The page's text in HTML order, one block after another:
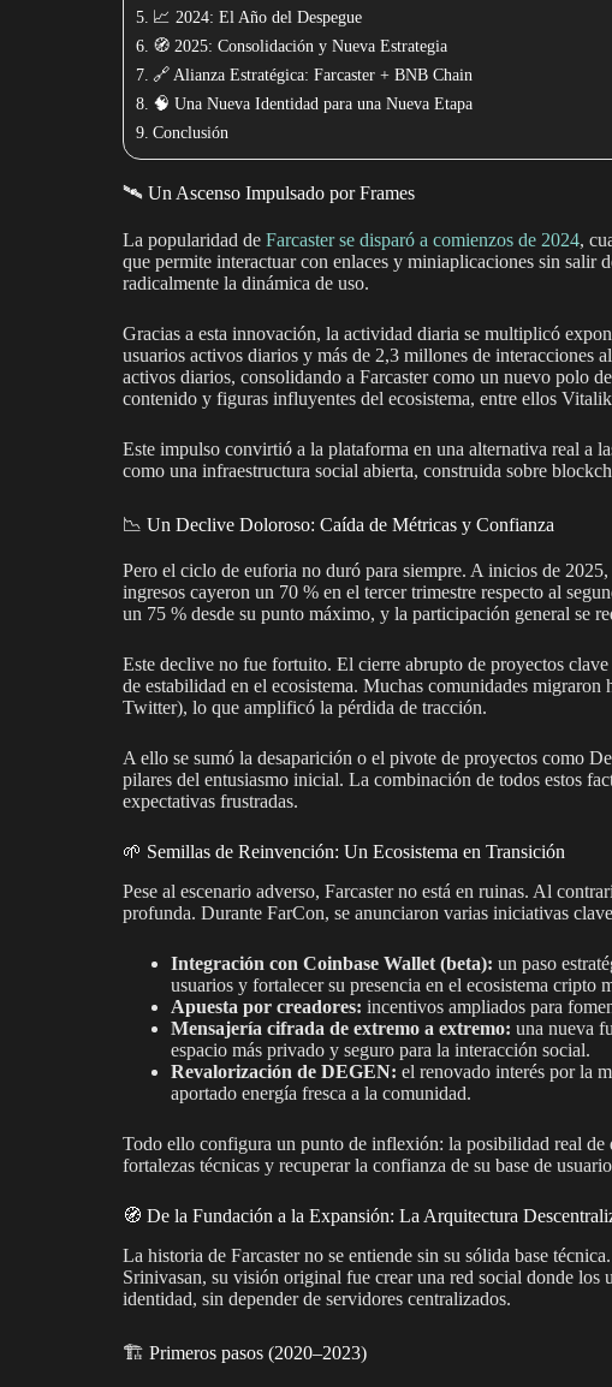
📈 2024: El Año del Despegue
🧭 2025: Consolidación y Nueva Estrategia
🔗 Alianza Estratégica: Farcaster + BNB Chain
🧠 Una Nueva Identidad para una Nueva Etapa
Conclusión
🛰️ Un Ascenso Impulsado por Frames
La popularidad de Farcaster se disparó a comienzos de 2024,
que permite interactuar con enlaces y miniaplicaciones sin
radicalmente la dinámica de uso.
Gracias a esta innovación, la actividad diaria se multiplicó
usuarios activos diarios y más de 2,3 millones de interacciones
activos diarios, consolidando a Farcaster como un nuevo polo
contenido y figuras influyentes del ecosistema, entre ellos
Este impulso convirtió a la plataforma en una alternativa real a
como una infraestructura social abierta, construida sobre
📉 Un Declive Doloroso: Caída de Métricas y Confianza
Pero el ciclo de euforia no duró para siempre. A inicios de
ingresos cayeron un 70 % en el tercer trimestre respecto al
un 75 % desde su punto máximo, y la participación general se
Este declive no fue fortuito. El cierre abrupto de proyectos
de estabilidad en el ecosistema. Muchas comunidades
Twitter), lo que amplificó la pérdida de tracción.
A ello se sumó la desaparición o el pivote de proyectos como
pilares del entusiasmo inicial. La combinación de todos estos
expectativas frustradas.
🌱 Semillas de Reinvención: Un Ecosistema en Transición
Pese al escenario adverso, Farcaster no está en ruinas. Al
profunda. Durante FarCon, se anunciaron varias iniciativas
Integración con Coinbase Wallet (beta): un paso
usuarios y fortalecer su presencia en el ecosistema cripto
Apuesta por creadores: incentivos ampliados para
Mensajería cifrada de extremo a extremo: una nueva
espacio más privado y seguro para la interacción social.
Revalorización de DEGEN: el renovado interés por la
aportado energía fresca a la comunidad.
Todo ello configura un punto de inflexión: la posibilidad real de
fortalezas técnicas y recuperar la confianza de su base de
🧭 De la Fundación a la Expansión: La Arquitectura
La historia de Farcaster no se entiende sin su sólida base
Srinivasan, su visión original fue crear una red social donde los
identidad, sin depender de servidores centralizados.
🏗️ Primeros pasos (2020–2023)